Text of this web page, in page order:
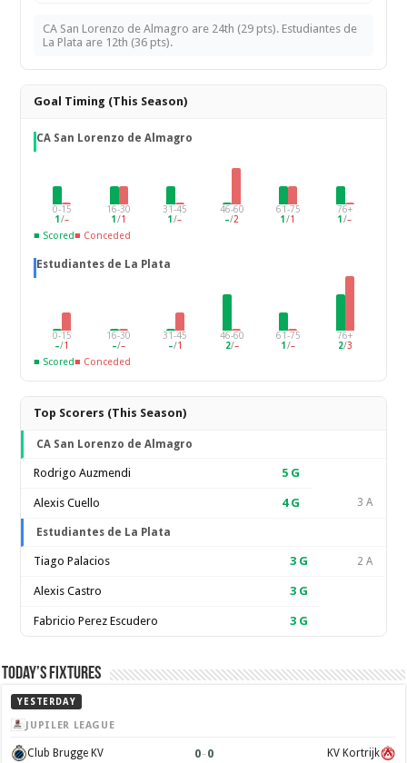
CA San Lorenzo de Almagro are 24th (29 pts). Estudiantes de
La Plata are 12th (36 pts).
Goal Timing (This Season)
CA San Lorenzo de Almagro
0-15
1 /–
16-30
1 /1
31-45
1/–
46-60
–/2
61-75
1/1
76+
1/–
■ Scored■ Conceded
Estudiantes de La Plata
0-15
–/1
16-30
–/–
31-45
–/1
46-60
2/–
61-75
1 /–
76+
2/3
■ Scored■ Conceded
Top Scorers (This Season)
CA San Lorenzo de Almagro
Rodrigo Auzmendi 5 G
Alexis Cuello 4G 3 A
Estudiantes de La Plata
Tiago Palacios 3 G 2 A
Alexis Castro 3 G
Fabricio Perez Escudero 3 G
Today’s Fixtures
YESTERDAY
JUPILER LEAGUE
Club Brugge KV 0–0 KV Kortrijk